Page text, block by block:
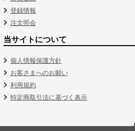
登録情報
注文照会
当サイトについて
個人情報保護方針
お客さまへのお願い
利用規約
特定商取引法に基づく表示